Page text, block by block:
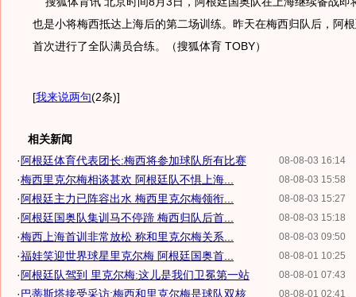
也是小将梅西抵达上海后的第二场训练。昨天在梅西归队后，阿
首次进行了全队满员合练。（搜狐体育 TOBY）
[我来说两句(2条)]
相关新闻
08-08-03 16:14
· 阿根廷体育代表团长:梅西将参加球队所有比赛
08-08-03 15:58
·梅西里克尔梅相谈甚欢 阿根廷队不惧上海...
08-08-03 15:27
· 阿根廷主力已阵容出水 梅西里克尔梅领衔...
08-08-03 15:18
· 阿根廷国奥队集训马不停蹄 梅西归队后首...
08-08-03 09:50
·梅西上海首训非常放松 称和里克尔梅关系...
08-08-01 10:25
·福娃笑迎世界球星里克尔梅 阿根廷国奥首...
08-08-01 07:43
· 阿根廷队驾到 里克尔梅:这儿是我们卫冕第一站
08-08-01 02:41
·巴蒂斯塔接受采访:梅西和里克尔梅是球队双核